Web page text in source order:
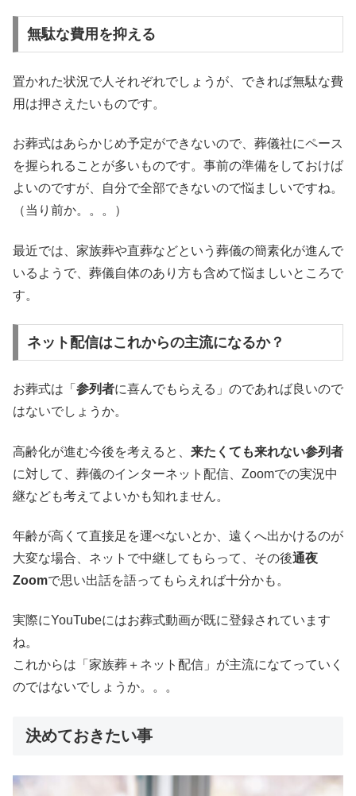
無駄な費用を抑える
置かれた状況で人それぞれでしょうが、できれば無駄な費
用は押さえたいものです。
お葬式はあらかじめ予定ができないので、葬儀社にペース
を握られることが多いものです。事前の準備をしておけば
よいのですが、自分で全部できないので悩ましいですね。
（当り前か。。。）
最近では、家族葬や直葬などという葬儀の簡素化が進んで
いるようで、葬儀自体のあり方も含めて悩ましいところで
す。
ネット配信はこれからの主流になるか？
お葬式は「 参列者に喜んでもらえる」のであれば良いので
はないでしょうか。
高齢化が進む今後を考えると、 来たくても来れない参列者
に対して、葬儀のインターネット配信、Zoomでの実況中
継なども考えてよいかも知れません。
年齢が高くて直接足を運べないとか、遠くへ出かけるのが
大変な場合、ネットで中継してもらって、その後通夜
Zoomで思い出話を語ってもらえれば十分かも。
実際にYouTubeにはお葬式動画が既に登録されています
ね。
これからは「家族葬＋ネット配信」が主流になてっていく
のではないでしょうか。。。
決めておきたい事